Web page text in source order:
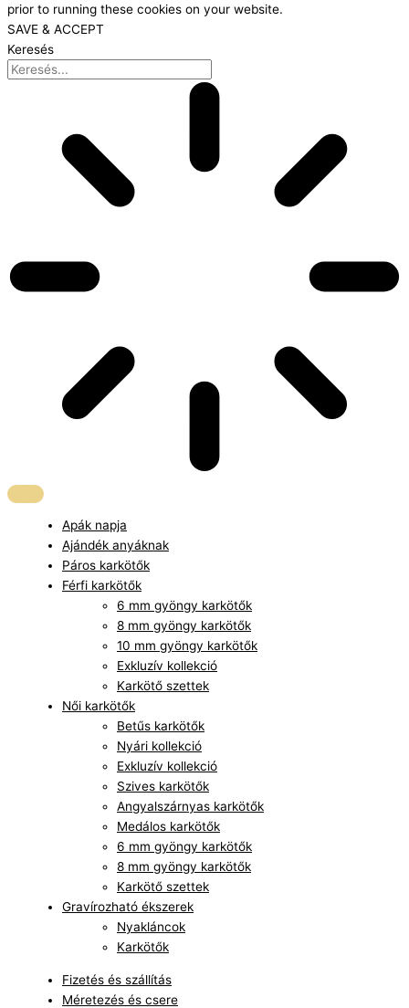
prior to running these cookies on your website.
SAVE & ACCEPT
Keresés
Apák napja
Ajándék anyáknak
Páros karkötők
Férfi karkötők
6 mm gyöngy karkötők
8 mm gyöngy karkötők
10 mm gyöngy karkötők
Exkluzív kollekció
Karkötő szettek
Női karkötők
Betűs karkötők
Nyári kollekció
Exkluzív kollekció
Szives karkötők
Angyalszárnyas karkötők
Medálos karkötők
6 mm gyöngy karkötők
8 mm gyöngy karkötők
Karkötő szettek
Gravírozható ékszerek
Nyakláncok
Karkötők
Fizetés és szállítás
Méretezés és csere